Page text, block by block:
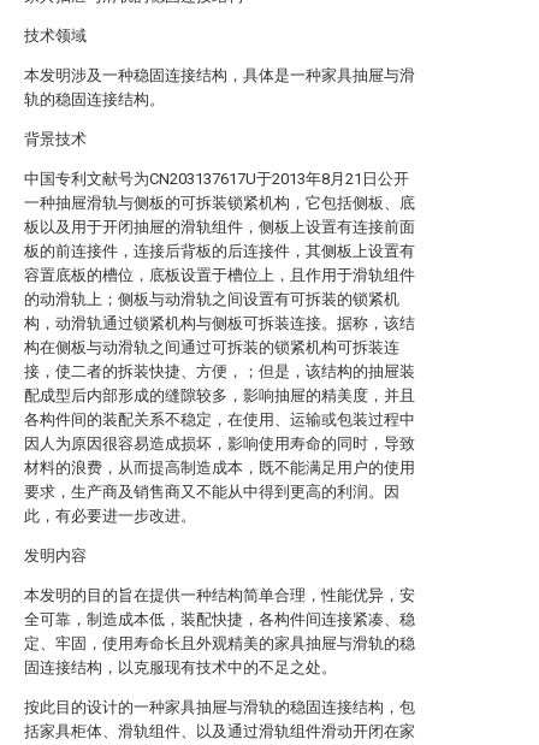
技术领域
本发明涉及一种稳固连接结构，具体是一种家具抽屉与滑
轨的稳固连接结构。
背景技术
中国专利文献号为CN203137617U于2013年8月21日公开
一种抽屉滑轨与侧板的可拆装锁紧机构，它包括侧板、底
板以及用于开闭抽屉的滑轨组件，侧板上设置有连接前面
板的前连接件，连接后背板的后连接件，其侧板上设置有
容置底板的槽位，底板设置于槽位上，且作用于滑轨组件
的动滑轨上；侧板与动滑轨之间设置有可拆装的锁紧机
构，动滑轨通过锁紧机构与侧板可拆装连接。据称，该结
构在侧板与动滑轨之间通过可拆装的锁紧机构可拆装连
接，使二者的拆装快捷、方便，；但是，该结构的抽屉装
配成型后内部形成的缝隙较多，影响抽屉的精美度，并且
各构件间的装配关系不稳定，在使用、运输或包装过程中
因人为原因很容易造成损坏，影响使用寿命的同时，导致
材料的浪费，从而提高制造成本，既不能满足用户的使用
要求，生产商及销售商又不能从中得到更高的利润。因
此，有必要进一步改进。
发明内容
本发明的目的旨在提供一种结构简单合理，性能优异，安
全可靠，制造成本低，装配快捷，各构件间连接紧凑、稳
定、牢固，使用寿命长且外观精美的家具抽屉与滑轨的稳
固连接结构，以克服现有技术中的不足之处。
按此目的设计的一种家具抽屉与滑轨的稳固连接结构，包
括家具柜体、滑轨组件、以及通过滑轨组件滑动开闭在家